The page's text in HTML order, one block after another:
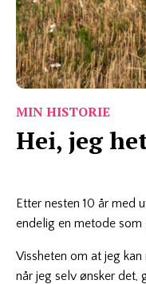
MIN HISTORIE
Hei, jeg
Etter nesten 10 år med
endelig en metode
Vissheten om at jeg
når jeg selv ønsker det,